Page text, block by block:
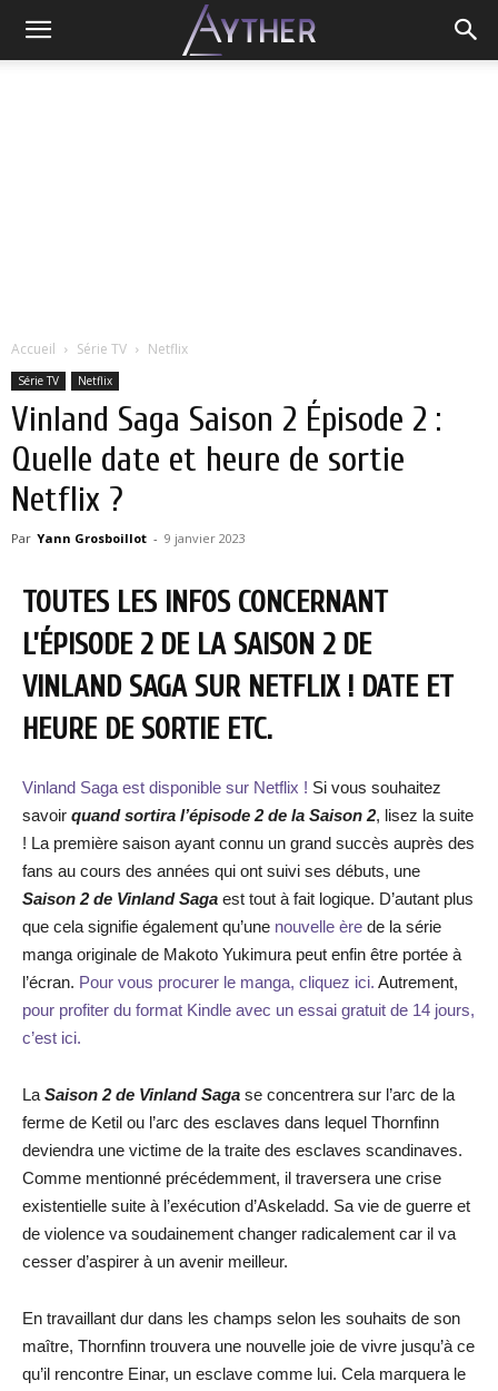
Accueil Série TV Netflix
Série TV Netflix
Vinland Saga Saison 2 Épisode 2 :
Quelle date et heure de sortie
Netflix ?
Par Yann Grosboillot - 9 janvier 2023
TOUTES LES INFOS CONCERNANT
L’ÉPISODE 2 DE LA SAISON 2 DE
VINLAND SAGA SUR NETFLIX ! DATE ET
HEURE DE SORTIE ETC.
Vinland Saga est disponible sur Netflix ! Si vous souhaitez
savoir quand sortira l’épisode 2 de la Saison 2, lisez la suite
! La première saison ayant connu un grand succès auprès des
fans au cours des années qui ont suivi ses débuts, une
Saison 2 de Vinland Saga est tout à fait logique. D’autant plus
que cela signifie également qu’une nouvelle ère de la série
manga originale de Makoto Yukimura peut enfin être portée à
l’écran. Pour vous procurer le manga, cliquez ici. Autrement,
pour profiter du format Kindle avec un essai gratuit de 14 jours,
c’est ici.
La Saison 2 de Vinland Saga se concentrera sur l’arc de la
ferme de Ketil ou l’arc des esclaves dans lequel Thornfinn
deviendra une victime de la traite des esclaves scandinaves.
Comme mentionné précédemment, il traversera une crise
existentielle suite à l’exécution d’Askeladd. Sa vie de guerre et
de violence va soudainement changer radicalement car il va
cesser d’aspirer à un avenir meilleur.
En travaillant dur dans les champs selon les souhaits de son
maître, Thornfinn trouvera une nouvelle joie de vivre jusqu’à ce
qu’il rencontre Einar, un esclave comme lui. Cela marquera le